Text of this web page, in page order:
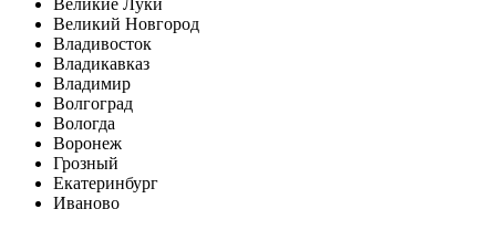
Великие Луки
Великий Новгород
Владивосток
Владикавказ
Владимир
Волгоград
Вологда
Воронеж
Грозный
Екатеринбург
Иваново